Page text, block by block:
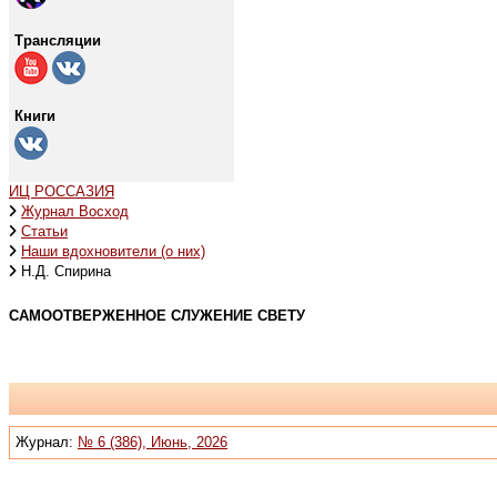
Трансляции
Книги
ИЦ РОССАЗИЯ
Журнал Восход
Статьи
Наши вдохновители (о них)
Н.Д. Спирина
САМООТВЕРЖЕННОЕ СЛУЖЕНИЕ СВЕТУ
Журнал: № 6 (386), Июнь, 2026